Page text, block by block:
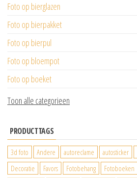
Foto op bierglazen
Foto op bierpakket
Foto op bierpul
Foto op bloempot
Foto op boeket
Toon alle categorieen
PRODUCTTAGS
3d foto Andere autoreclame autosticker
Decoratie
Favors Fotobehang Fotoboeken